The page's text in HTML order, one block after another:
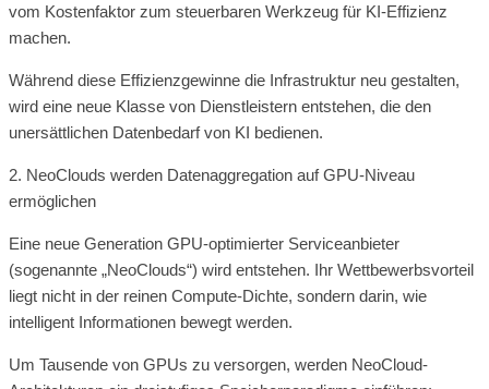
vom Kostenfaktor zum steuerbaren Werkzeug für KI-Effizienz
machen.
Während diese Effizienzgewinne die Infrastruktur neu gestalten,
wird eine neue Klasse von Dienstleistern entstehen, die den
unersättlichen Datenbedarf von KI bedienen.
2. NeoClouds werden Datenaggregation auf GPU-Niveau
ermöglichen
Eine neue Generation GPU-optimierter Serviceanbieter
(sogenannte „NeoClouds“) wird entstehen. Ihr Wettbewerbsvorteil
liegt nicht in der reinen Compute-Dichte, sondern darin, wie
intelligent Informationen bewegt werden.
Um Tausende von GPUs zu versorgen, werden NeoCloud-